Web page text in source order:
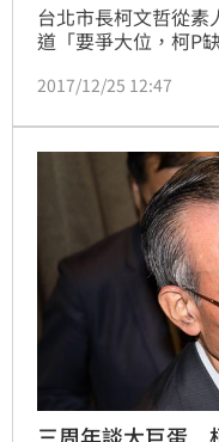
台北市長柯文哲從素
道「要爭大位，柯P
年這天，柯文哲對三
2017/12/25 12:47